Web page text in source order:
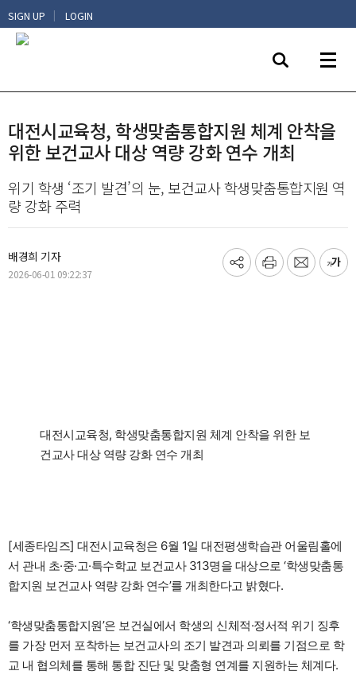
SIGN UP | LOGIN
대전시교육청, 학생맞춤통합지원 체계 안착을
위한 보건교사 대상 역량 강화 연수 개최
위기 학생 ‘조기 발견’의 눈, 보건교사 학생맞춤통합지원 역
량 강화 주력
배경희 기자
2026-06-01 09:22:37
기
프
메
글
대전시교육청, 학생맞춤통합지원 체계 안착을 위한 보
건교사 대상 역량 강화 연수 개최
[세종타임즈] 대전시교육청은 6월 1일 대전평생학습관 어울림홀에
서 관내 초·중·고·특수학교 보건교사 313명을 대상으로 ‘학생맞춤통
합지원 보건교사 역량 강화 연수’를 개최한다고 밝혔다.
‘학생맞춤통합지원’은 보건실에서 학생의 신체적·정서적 위기 징후
를 가장 먼저 포착하는 보건교사의 조기 발견과 의뢰를 기점으로 학
교 내 협의체를 통해 통합 진단 및 맞춤형 연계를 지원하는 체계다.